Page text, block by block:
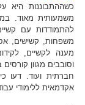
כשההתבוננות היא
משמעותית מאוד.
להתמודדות עם
משפחות, קשישים,
מענה לקשיים,
וסובבים מגוון
חברתית ועוד. דעו
אקדמאית ללימודי